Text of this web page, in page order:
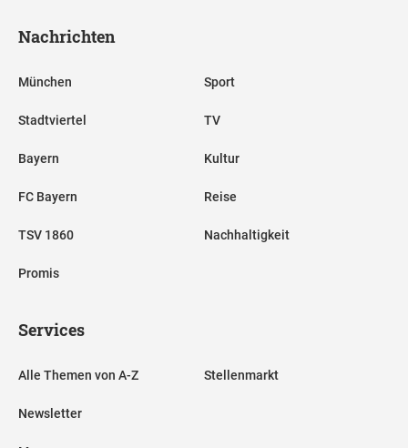
Nachrichten
München
Stadtviertel
Bayern
FC Bayern
TSV 1860
Promis
Sport
TV
Kultur
Reise
Nachhaltigkeit
Services
Alle Themen von A-Z
Newsletter
Stellenmarkt